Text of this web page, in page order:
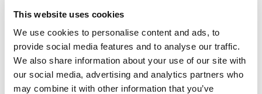
This website uses cookies
We use cookies to personalise content and ads, to
provide social media features and to analyse our traffic.
We also share information about your use of our site with
our social media, advertising and analytics partners who
may combine it with other information that you’ve
Hybride 2022
Vergelijken